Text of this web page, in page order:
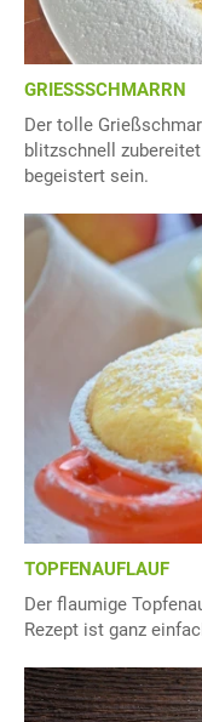
GRIESSSCHMARRN
Der tolle
blitzschnell
begeistert sein.
TOPFENAUFLAUF
Der flaumige
Rezept ist ganz